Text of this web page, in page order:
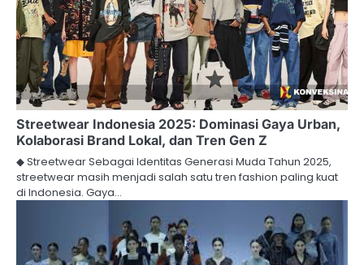
Streetwear Indonesia 2025: Dominasi Gaya Urban,
Kolaborasi Brand Lokal, dan Tren Gen Z
◆ Streetwear Sebagai Identitas Generasi Muda Tahun 2025,
streetwear masih menjadi salah satu tren fashion paling kuat
di Indonesia. Gaya…